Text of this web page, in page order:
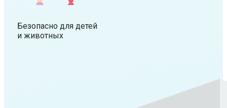
Безопасно для детей
и животных